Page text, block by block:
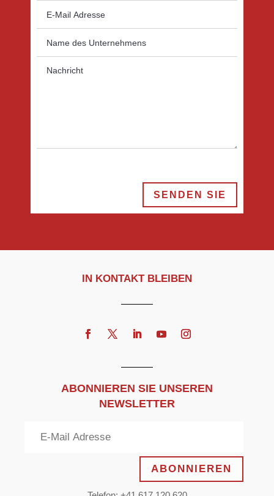
SENDEN SIE
IN KONTAKT BLEIBEN
ABONNIEREN SIE UNSEREN
NEWSLETTER
ABONNIEREN